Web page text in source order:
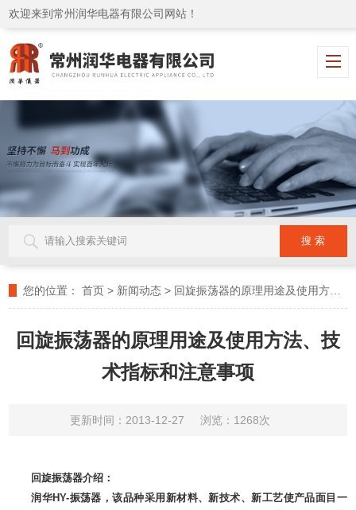
欢迎来到常州润华电器有限公司网站！
您的位置： 首页 > 新闻动态 > 回旋振荡器的原理用途及使用方法、技术指标和注意事项
回旋振荡器的原理用途及使用方法、技
术指标和注意事项
更新时间：2013-12-27 浏览：1268次
回旋振荡器介绍：
润华HY-振荡器，该品种采用新材料、新技术、新工艺使产品面目一